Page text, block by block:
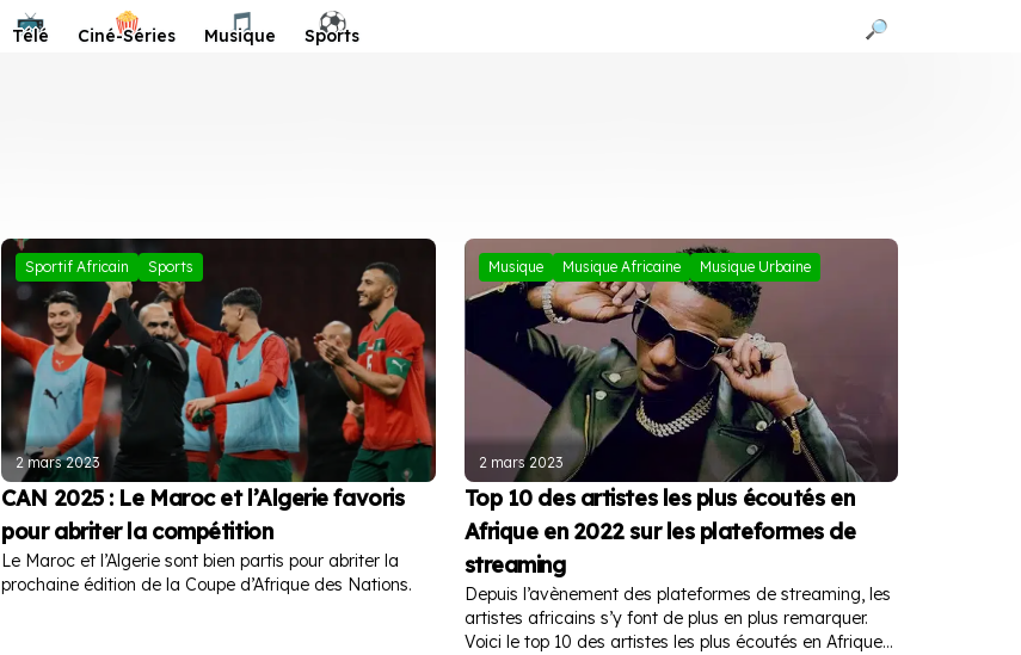
📺
Télé 🍿
Ciné-Séries 🎵
Musique ⚽️
Sports 🔎
Sportif Africain Sports
2 mars 2023
CAN 2025 : Le Maroc et l’Algerie favoris
pour abriter la compétition
Le Maroc et l’Algerie sont bien partis pour abriter la
prochaine édition de la Coupe d’Afrique des Nations.
Musique Musique Africaine Musique Urbaine
2 mars 2023
Top 10 des artistes les plus écoutés en
Afrique en 2022 sur les plateformes de
streaming
Depuis l’avènement des plateformes de streaming, les
artistes africains s’y font de plus en plus remarquer.
Voici le top 10 des artistes les plus écoutés en Afrique